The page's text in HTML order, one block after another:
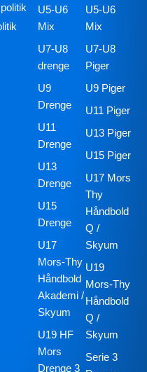
U5-U6
Mix
U7-U8
drenge
U9
Drenge
U11
Drenge
U13
Drenge
U15
Drenge
U17
Mors-Thy
Håndbold
Akademi /
Skyum
U19 HF
Mors
Drenge 3
U5-U6
Mix
U7-U8
Piger
U9 Piger
U11 Piger
U13 Piger
U15 Piger
U17 Mors
Thy
Håndbold
Q /
Skyum
U19
Mors-Thy
Håndbold
Q /
Skyum
Serie 3